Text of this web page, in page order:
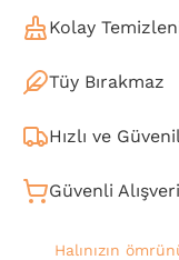
Kolay
Tüy Bırakmaz
Hızlı ve
Güvenli
Halınızın